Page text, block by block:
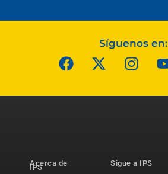
Síguenos en:
Acerca de
IPS
Sigue a IPS